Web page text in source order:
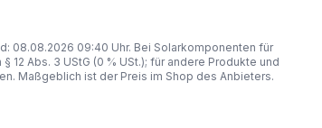
08.08.2026 09:40 Uhr. Bei Solarkomponenten für
Abs. 3 UStG (0 % USt.); für andere Produkte und
Maßgeblich ist der Preis im Shop des Anbieters.